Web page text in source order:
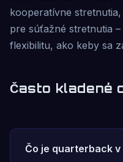
kooperatívne
pre súťažné stretnutia
flexibilitu, ako keby sa
Často kladené
Čo je quarterback